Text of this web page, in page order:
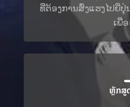
ທີ່ຕ້ອງການສົ່ງແຮງໄປຍີ່
ເພື່
ຫຼັກສູ